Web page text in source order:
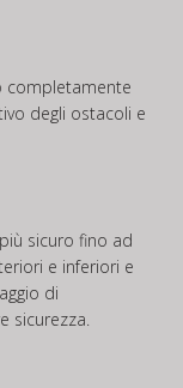
completamente
degli ostacoli e
sicuro fino ad
e inferiori e
di
sicurezza.